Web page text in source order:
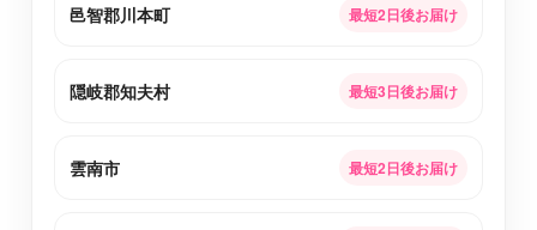
邑智郡川本町 最短2日後お届け
隠岐郡知夫村 最短3日後お届け
雲南市 最短2日後お届け